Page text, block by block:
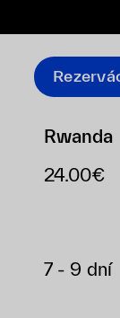
Rwanda
24.00€
7 - 9 dní